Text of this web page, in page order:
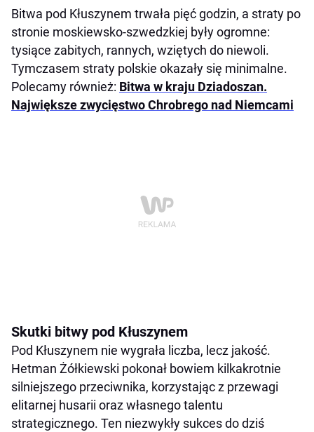
Bitwa pod Kłuszynem trwała pięć godzin, a straty po
stronie moskiewsko-szwedzkiej były ogromne:
tysiące zabitych, rannych, wziętych do niewoli.
Tymczasem straty polskie okazały się minimalne.
Polecamy również: Bitwa w kraju Dziadoszan.
Największe zwycięstwo Chrobrego nad Niemcami
Skutki bitwy pod Kłuszynem
Pod Kłuszynem nie wygrała liczba, lecz jakość.
Hetman Żółkiewski pokonał bowiem kilkakrotnie
silniejszego przeciwnika, korzystając z przewagi
elitarnej husarii oraz własnego talentu
strategicznego. Ten niezwykły sukces do dziś